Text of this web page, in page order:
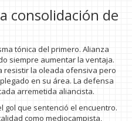
consolidación de
tónica del primero. Alianza
siempre aumentar la ventaja.
resistir la oleada ofensiva pero
en su área. La defensa
arremetida aliancista.
gol que sentenció el encuentro.
como mediocampista,